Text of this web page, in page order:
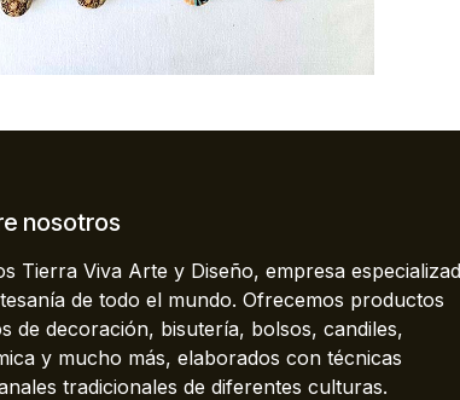
nosotros
Tierra Viva Arte y Diseño, empresa
de todo el mundo. Ofrecemos productos
de decoración, bisutería, bolsos, candiles,
y mucho más, elaborados con técnicas
tradicionales de diferentes culturas.